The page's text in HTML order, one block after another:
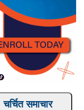
चर्चित समाचार